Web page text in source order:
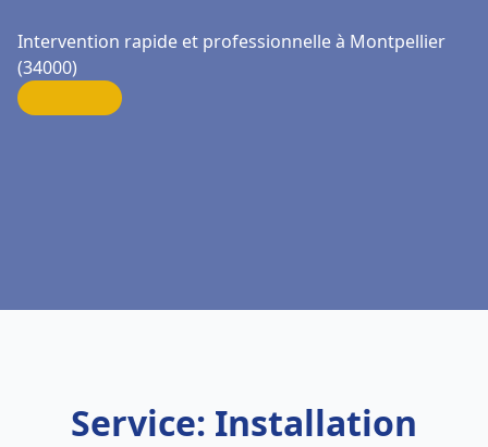
Intervention rapide et professionnelle à Montpellier
(34000)
Service: Installation